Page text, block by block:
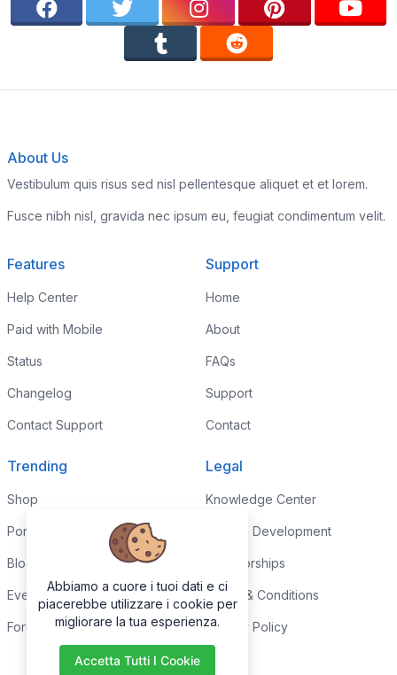
About Us
Vestibulum quis risus sed nisl pellentesque aliquet et et lorem.
Fusce nibh nisl, gravida nec ipsum eu, feugiat condimentum velit.
Features
Help Center
Paid with Mobile
Status
Changelog
Contact Support
Support
Home
About
FAQs
Support
Contact
Trending
Shop
Portfolio
Blog
Events
Forums
Legal
Knowledge Center
Custom Development
Sponsorships
Terms & Conditions
Privacy Policy
Abbiamo a cuore i tuoi dati e ci
piacerebbe utilizzare i cookie per
migliorare la tua esperienza.
Accetta Tutti I Cookie